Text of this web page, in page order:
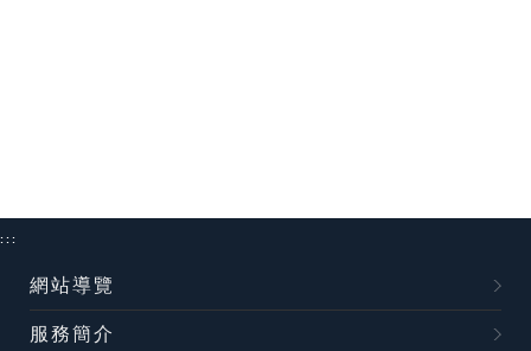
:::
網站導覽
服務簡介